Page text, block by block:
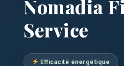
Nomadia
Service
Efficacité énergétique